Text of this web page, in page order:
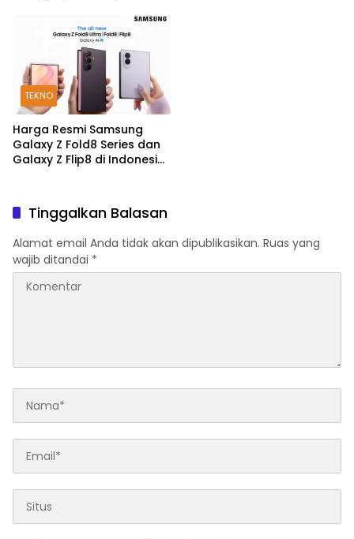
TEKNO
Harga Resmi Samsung
Galaxy Z Fold8 Series dan
Galaxy Z Flip8 di Indonesia,
Tinggalkan Balasan
Alamat email Anda tidak akan dipublikasikan. Ruas yang
wajib ditandai *